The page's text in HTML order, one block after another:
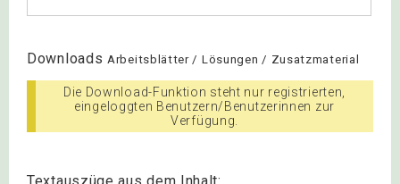
Downloads Arbeitsblätter / Lösungen / Zusatzmaterial
Die Download-Funktion steht nur registrierten,
eingeloggten Benutzern/Benutzerinnen zur
Verfügung.
Textauszüge aus dem Inhalt: